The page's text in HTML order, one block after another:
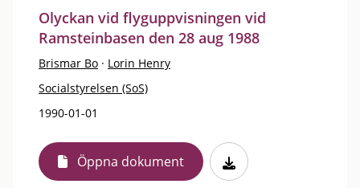
Olyckan vid flyguppvisningen vid
Ramsteinbasen den 28 aug 1988
Brismar Bo · Lorin Henry
Socialstyrelsen (SoS)
1990-01-01
Öppna dokument